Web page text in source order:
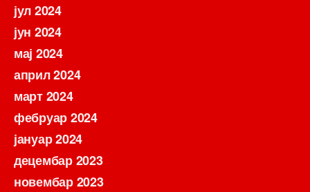
јул 2024
јун 2024
мај 2024
април 2024
март 2024
фебруар 2024
јануар 2024
децембар 2023
новембар 2023